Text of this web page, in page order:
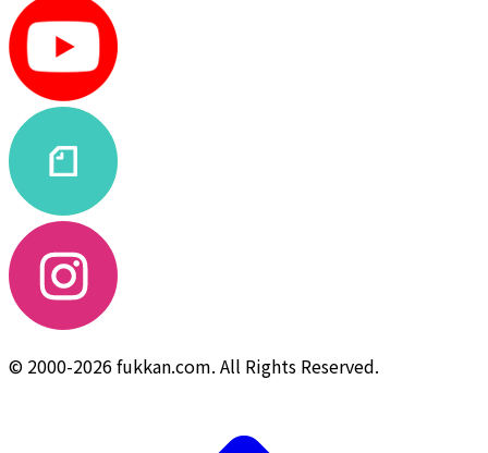
© 2000-2026 fukkan.com. All Rights Reserved.